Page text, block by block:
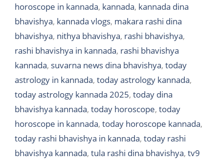
horoscope in kannada, kannada, kannada dina
bhavishya, kannada vlogs, makara rashi dina
bhavishya, nithya bhavishya, rashi bhavishya,
rashi bhavishya in kannada, rashi bhavishya
kannada, suvarna news dina bhavishya, today
astrology in kannada, today astrology kannada,
today astrology kannada 2025, today dina
bhavishya kannada, today horoscope, today
horoscope in kannada, today horoscope kannada,
today rashi bhavishya in kannada, today rashi
bhavishya kannada, tula rashi dina bhavishya, tv9